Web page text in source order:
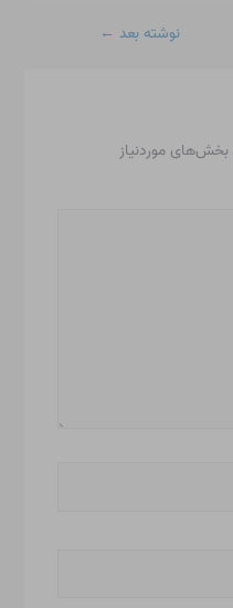
نوشته بعد ←
بخش‌های موردنیاز